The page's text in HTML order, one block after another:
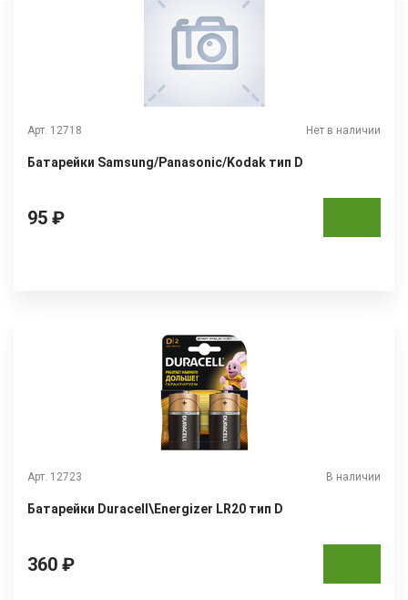
Арт. 12718 Нет в наличии
Батарейки Samsung/Panasonic/Kodak тип D
95 ₽
Арт. 12723 В наличии
Батарейки Duracell\Energizer LR20 тип D
360 ₽